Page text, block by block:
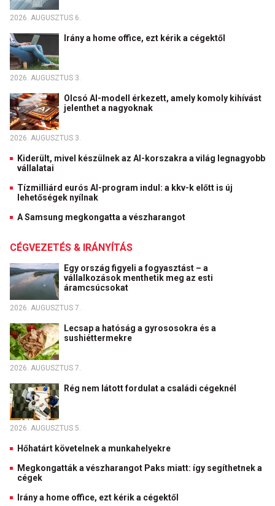
2026. AUGUSZTUS 6.
Irány a home office, ezt kérik a cégektől
2026. AUGUSZTUS 3.
Olcsó AI-modell érkezett, amely komoly kihívást
jelenthet a nagyoknak
2026. AUGUSZTUS 3.
Kiderült, mivel készülnek az AI-korszakra a világ legnagyobb
vállalatai
Tízmilliárd eurós AI-program indul: a kkv-k előtt is új
lehetőségek nyílnak
A Samsung megkongatta a vészharangot
CÉGVEZETÉS & IRÁNYÍTÁS
Egy ország figyeli a fogyasztást – a
vállalkozások menthetik meg az esti
áramcsúcsokat
2026. AUGUSZTUS 7.
Lecsap a hatóság a gyrososokra és a
sushiéttermekre
2026. AUGUSZTUS 7.
Rég nem látott fordulat a családi cégeknél
2026. AUGUSZTUS 5.
Hőhatárt követelnek a munkahelyekre
Megkongatták a vészharangot Paks miatt: így segíthetnek a
cégek
Irány a home office, ezt kérik a cégektől